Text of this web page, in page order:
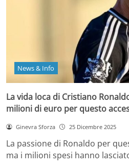
News & Info
La vida loca di Cristiano
milioni di euro per questo
Ginevra Sforza 25 Dicembre 2025
La passione di Ronaldo per
ma i milioni spesi hanno